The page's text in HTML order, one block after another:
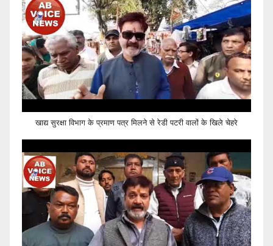
खाद्य सुरक्षा विभाग के प्रमाण पत्र मिलने से रेडी पटरी वालों के खिले चेहरे